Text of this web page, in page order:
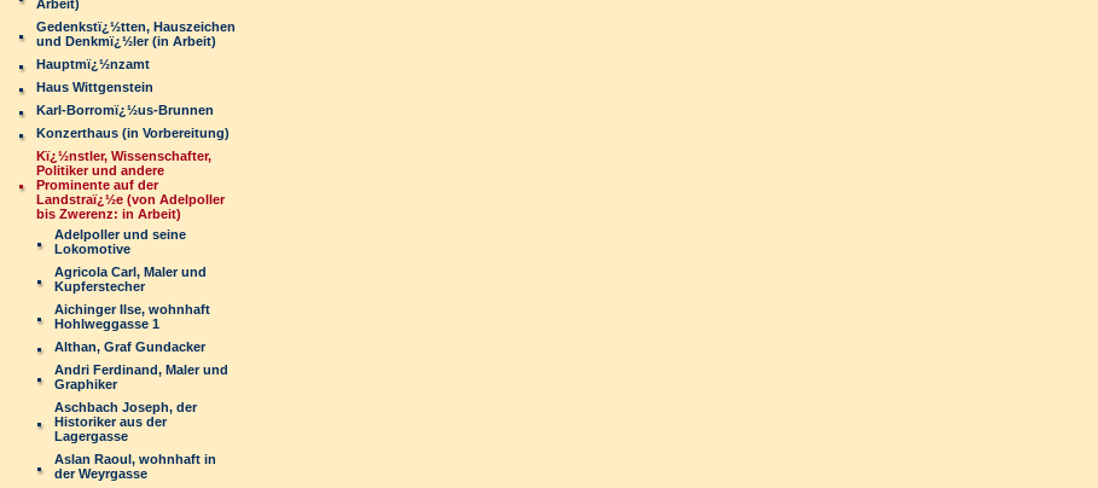
Arbeit)
Gedenkstï¿½tten, Hauszeichen
und Denkmï¿½ler (in Arbeit)
Hauptmï¿½nzamt
Haus Wittgenstein
Karl-Borromï¿½us-Brunnen
Konzerthaus (in Vorbereitung)
Kï¿½nstler, Wissenschafter,
Politiker und andere
Prominente auf der
Landstraï¿½e (von Adelpoller
bis Zwerenz: in Arbeit)
Adelpoller und seine
Lokomotive
Agricola Carl, Maler und
Kupferstecher
Aichinger Ilse, wohnhaft
Hohlweggasse 1
Althan, Graf Gundacker
Andri Ferdinand, Maler und
Graphiker
Aschbach Joseph, der
Historiker aus der
Lagergasse
Aslan Raoul, wohnhaft in
der Weyrgasse